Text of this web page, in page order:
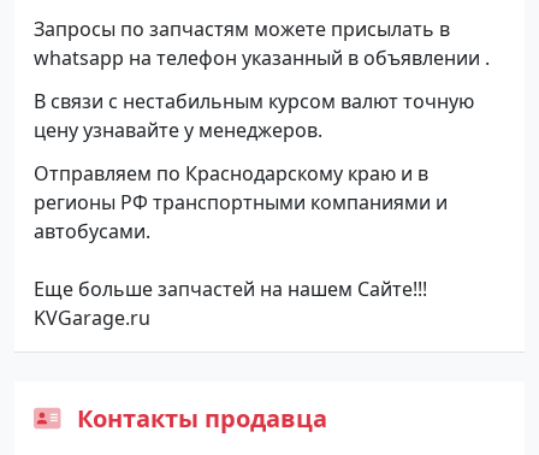
Запросы по запчастям можете присылать в
whatsapp на телефон указанный в объявлении .
В связи с нестабильным курсом валют точную
цену узнавайте у менеджеров.
Отправляем по Краснодарскому краю и в
регионы РФ транспортными компаниями и
автобусами.
Еще больше запчастей на нашем Сайте!!!
KVGarage.ru
Контакты продавца